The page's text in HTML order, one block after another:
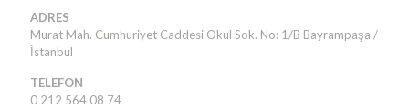
ADRES
Murat Mah. Cumhuriyet Caddesi Okul Sok. No: 1/B Bayrampaşa /
İstanbul
TELEFON
0 212 564 08 74